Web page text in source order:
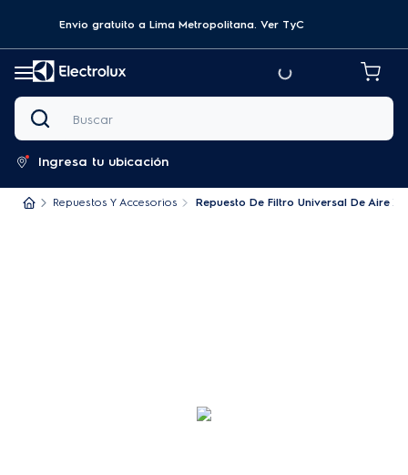
Envio gratuito a Lima Metropolitana. Ver TyC
Buscar
Ingresa tu ubicación
Repuestos Y Accesorios Repuesto De Filtro Universal De Aire X 2